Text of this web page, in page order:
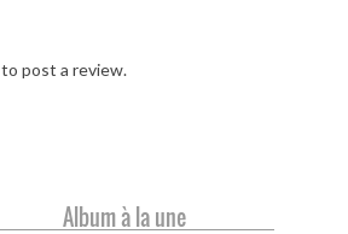
to post a review.
Album à la une